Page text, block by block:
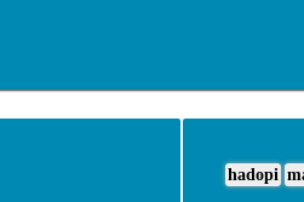
hadopi